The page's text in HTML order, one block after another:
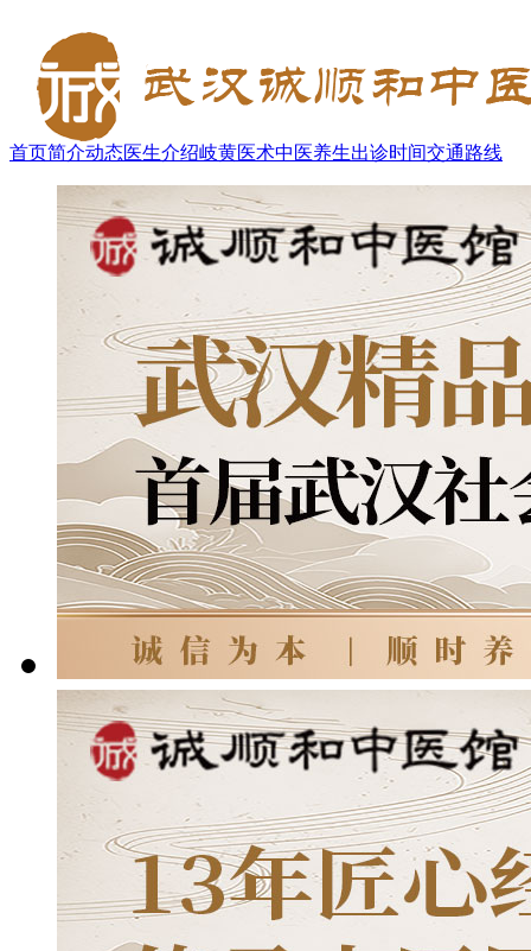
首页简介动态医生介绍岐黄医术中医养生出诊时间交通路线